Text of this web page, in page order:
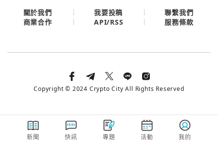
繼續表示您已同意 服務條款與隱私政策
新聞 快訊 專題 活動 我的
關於我們 我要投稿
聯繫我們
商業合作
API/RSS 服務條款
Copyright © 2024 Crypto City All Rights Reserved